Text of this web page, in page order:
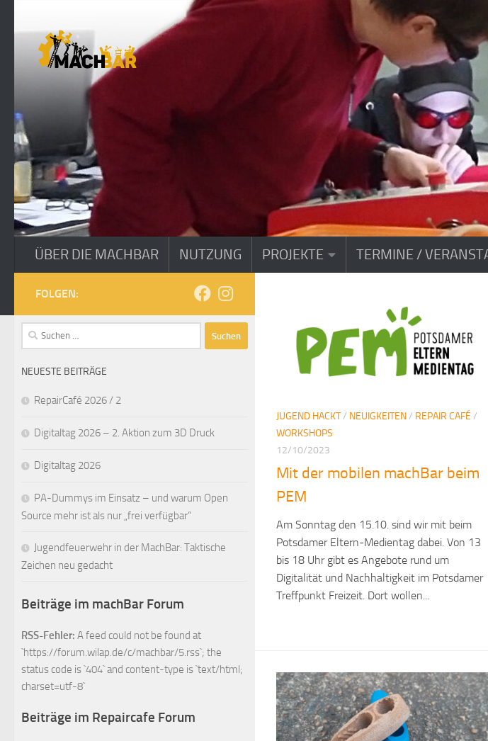
ÜBER DIE MACHBAR NUTZUNG PROJEKTE TERMINE /
JUGEND HACKT/ NEUIGKEITEN/ REPAIR CAFÉ /
WORKSHOPS
12/10/2023
Mit der mobilen machBar beim
PEM
Am Sonntag den 15.10. sind wir mit beim
Potsdamer Eltern-Medientag dabei. Von 13
bis 18 Uhr gibt es Angebote rund um
Digitalität und Nachhaltigkeit im Potsdamer
Treffpunkt Freizeit. Dort wollen...
FOLGEN:
Suchen
nach:
NEUESTE BEITRÄGE
RepairCafé 2026 / 2
Digitaltag 2026 – 2. Aktion zum 3D Druck
Digitaltag 2026
PA-Dummys im Einsatz – und warum Open
Source mehr ist als nur „frei verfügbar“
Jugendfeuerwehr in der MachBar: Taktische
Zeichen neu gedacht
Beiträge im machBar Forum
RSS-Fehler: A feed could not be found at
`https://forum.wilap.de/c/machbar/5.rss`; the
status code is `404` and content-type is `text/html;
charset=utf-8`
Beiträge im Repaircafe Forum